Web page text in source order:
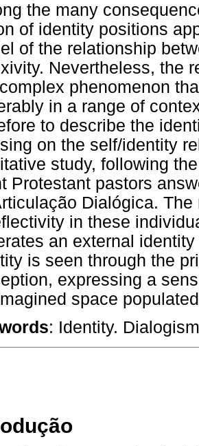
the many
of identity positions
of the relationship
Nevertheless, the
phenomenon
in a range of
to describe the
on the self/identity
study, following
Protestant pastors
Dialógica.
in these
an external
is seen through the
expressing a
space
: Identity.